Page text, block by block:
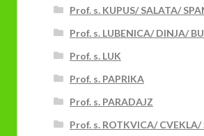
Prof. s. KUPUS/ SALATA/
Prof. s. LUBENICA/ DINJA/
Prof. s. LUK
Prof. s. PAPRIKA
Prof. s. PARADAJZ
Prof. s. ROTKVICA/ CVEKLA/